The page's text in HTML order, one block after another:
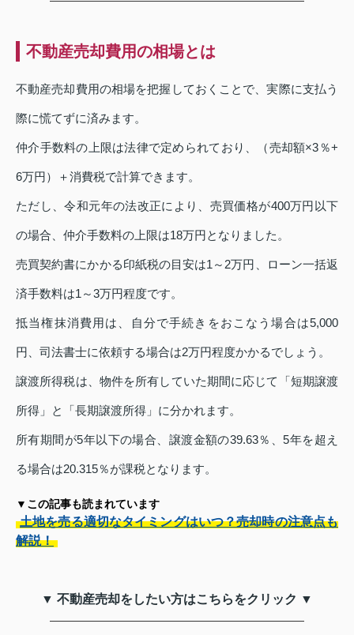
不動産売却費用の相場とは
不動産売却費用の相場を把握しておくことで、実際に支払う
際に慌てずに済みます。
仲介手数料の上限は法律で定められており、（売却額×3％+
6万円）＋消費税で計算できます。
ただし、令和元年の法改正により、売買価格が400万円以下
の場合、仲介手数料の上限は18万円となりました。
売買契約書にかかる印紙税の目安は1～2万円、ローン一括返
済手数料は1～3万円程度です。
抵当権抹消費用は、自分で手続きをおこなう場合は5,000
円、司法書士に依頼する場合は2万円程度かかるでしょう。
譲渡所得税は、物件を所有していた期間に応じて「短期譲渡
所得」と「長期譲渡所得」に分かれます。
所有期間が5年以下の場合、譲渡金額の39.63％、5年を超え
る場合は20.315％が課税となります。
▼この記事も読まれています
土地を売る適切なタイミングはいつ？売却時の注意点も
解説！
▼ 不動産売却をしたい方はこちらをクリック ▼